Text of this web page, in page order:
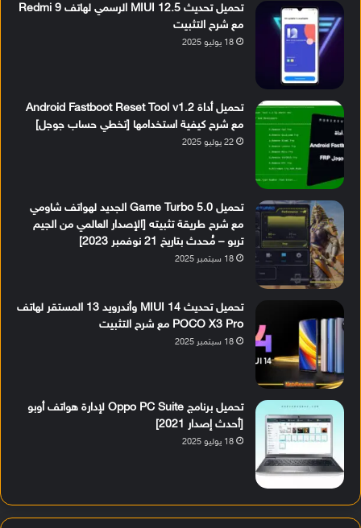
تحميل تحديث MIUI 12.5 الرسمي لهاتف Redmi 9
مع شرح التثبيت
18 يوليو 2025
تحميل أداة Android Fastboot Reset Tool v1.2
مع شرح كيفية استخدامها [تخطي حساب جوجل]
22 يوليو 2025
تحميل Game Turbo 5.0 الجديد لهواتف شاومي
مع شرح طريقة تثبيته [الإصدار العالمي من الجيم
تربو – مُحدث بتاريخ 21 نوفمبر 2023]
18 سبتمبر 2025
تحميل تحديث MIUI 14 وأندرويد 13 المستقر لهاتف
POCO X3 Pro مع شرح التثبيت
18 سبتمبر 2025
تحميل برنامج Oppo PC Suite لإدارة هواتف أوبو
[أحدث إصدار 2021]
18 يوليو 2025